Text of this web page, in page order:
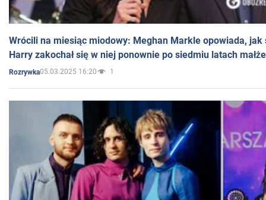
Wrócili na miesiąc miodowy: Meghan Markle opowiada, jak
Harry zakochał się w niej ponownie po siedmiu latach
Rozrywka05.03.2025 16:20 1